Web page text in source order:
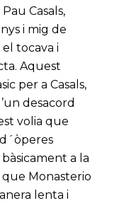
Casals,
i mig de
tocava i
Aquest
per a Casals,
desacord
volia que
a la
que Monasterio
lenta i